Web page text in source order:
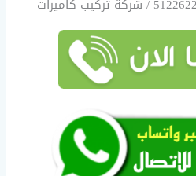
كاميرات مراقبة السالمية /51226224 / شركة تركيب كاميرات